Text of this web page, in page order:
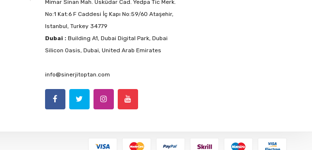
Mimar Sinan Mah. Üsküdar Cad. Yedpa Tic Merk.
No:1 Kat:6 F Caddesi İç Kapı No:59/60 Ataşehir,
Istanbul, Turkey 34779
Dubai : Building A1, Dubai Digital Park, Dubai
Silicon Oasis, Dubai, United Arab Emirates
info@sinerjitoptan.com